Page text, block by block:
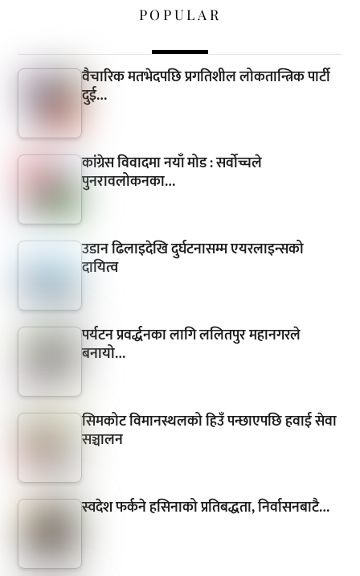
POPULAR
वैचारिक मतभेदपछि प्रगतिशील लोकतान्त्रिक पार्टी
दुई…
कांग्रेस विवादमा नयाँ मोड : सर्वोच्चले
पुनरावलोकनका…
उडान ढिलाइदेखि दुर्घटनासम्म एयरलाइन्सको
दायित्व
पर्यटन प्रवर्द्धनका लागि ललितपुर महानगरले
बनायो…
सिमकोट विमानस्थलको हिउँ पन्छाएपछि हवाई सेवा
सञ्चालन
स्वदेश फर्कने हसिनाको प्रतिबद्धता, निर्वासनबाटै…